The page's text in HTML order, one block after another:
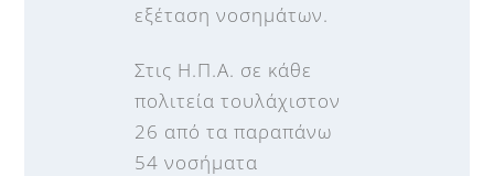
εξέταση νοσημάτων.
Στις Η.Π.Α. σε κάθε
πολιτεία τουλάχιστον
26 από τα παραπάνω
54 νοσήματα